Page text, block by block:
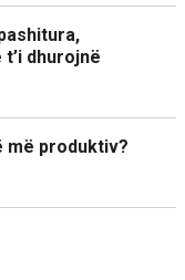
dhurojnë
më produktiv?